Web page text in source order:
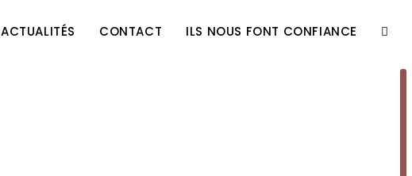
ACTUALITÉS CONTACT ILS NOUS FONT CONFIANCE